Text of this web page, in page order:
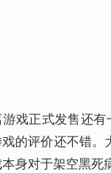
游戏正式发售还
的评价还不错。
身对于架空黑死